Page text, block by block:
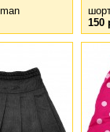
150